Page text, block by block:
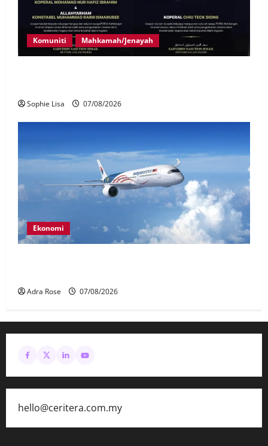
Komuniti Mahkamah/Jenayah
Sophie Lisa 07/08/2026
Ekonomi
Adra Rose 07/08/2026
hello@ceritera.com.my